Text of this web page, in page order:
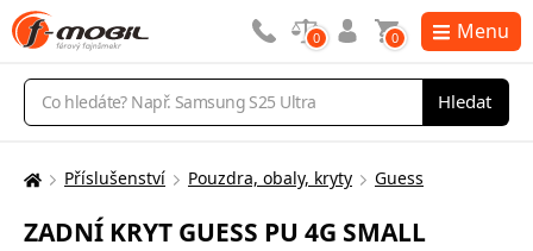
Vyhledávání
Hledat
0 0 Menu
Zde
nacházíte:
Příslušenství Pouzdra, obaly, kryty Guess
ZADNÍ KRYT GUESS PU 4G SMALL